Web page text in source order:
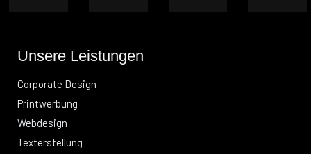
Unsere Leistungen
Corporate Design
Printwerbung
Webdesign
Texterstellung